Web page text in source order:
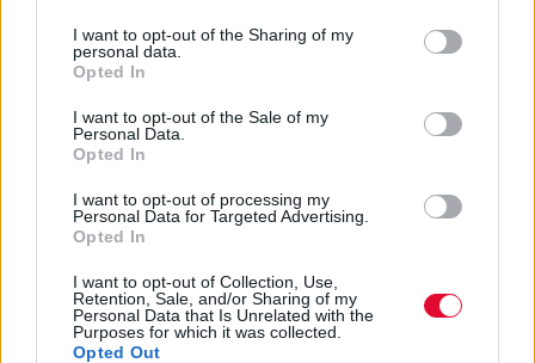
I want to opt-out of the Sharing of my
personal data.
Opted In
I want to opt-out of the Sale of my
Personal Data.
Opted In
I want to opt-out of processing my
Personal Data for Targeted Advertising.
Opted In
I want to opt-out of Collection, Use,
Retention, Sale, and/or Sharing of my
Personal Data that Is Unrelated with the
Purposes for which it was collected.
Opted Out
Ναταλία Πετρίτη